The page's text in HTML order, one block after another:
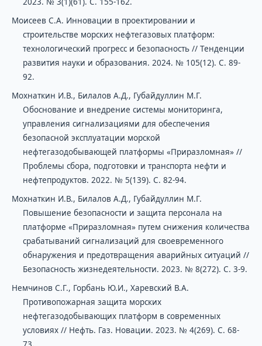
Моисеев С.А. Инновации в проектировании и
строительстве морских нефтегазовых платформ:
технологический прогресс и безопасность // Тенденции
развития науки и образования. 2024. № 105(12). С. 89-
92.
Мохнаткин И.В., Билалов А.Д., Губайдуллин М.Г.
Обоснование и внедрение системы мониторинга,
управления сигнализациями для обеспечения
безопасной эксплуатации морской
нефтегазодобывающей платформы «Приразломная» //
Проблемы сбора, подготовки и транспорта нефти и
нефтепродуктов. 2022. № 5(139). С. 82-94.
Мохнаткин И.В., Билалов А.Д., Губайдуллин М.Г.
Повышение безопасности и защита персонала на
платформе «Приразломная» путем снижения количества
срабатываний сигнализаций для своевременного
обнаружения и предотвращения аварийных ситуаций //
Безопасность жизнедеятельности. 2023. № 8(272). С. 3-9.
Немчинов С.Г., Горбань Ю.И., Харевский В.А.
Противопожарная защита морских
нефтегазодобывающих платформ в современных
условиях // Нефть. Газ. Новации. 2023. № 4(269). С. 68-